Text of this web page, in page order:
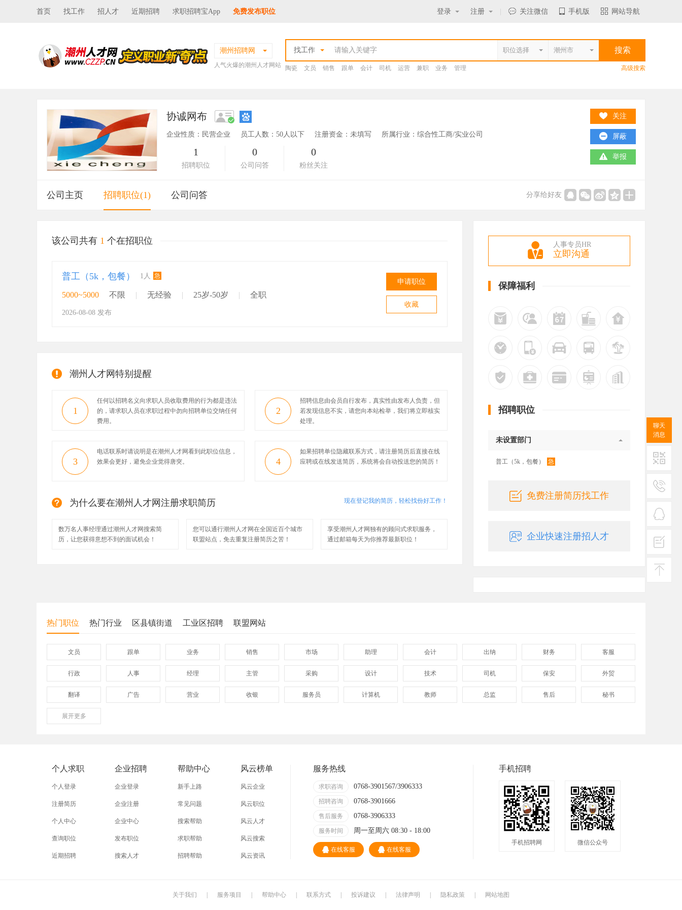
首页 找工作 招人才 近期招聘 求职招聘宝App 免费发布职位 登录 注册 关注微信 手机版 网站导航
潮州招聘网
人气火爆的潮州人才网站
找工作
陶瓷 文员 销售 跟单 会计 司机 运营 兼职 业务 管理 高级搜索
协诚网布
企业性质：民营企业 员工人数：50人以下 注册资金：未填写 所属行业：综合性工商/实业公司
1
招聘职位
0
公司问答
0
粉丝关注
关注
屏蔽
举报
公司主页 招聘职位(1) 公司问答 分享给好友
该公司共有 1 个在招职位
普工（5k，包餐） 1人 急
5000~5000 不限 | 无经验 | 25岁-50岁 | 全职
2026-08-08 发布
申请职位
收藏
潮州人才网特别提醒
1
任何以招聘名义向求职人员收取费用的行为都是违法
的，请求职人员在求职过程中勿向招聘单位交纳任何
费用。
2
招聘信息由会员自行发布，真实性由发布人负责，但
若发现信息不实，请您向本站检举，我们将立即核实
处理。
3
电话联系时请说明是在潮州人才网看到此职位信息，
效果会更好，避免企业觉得唐突。
4
如果招聘单位隐藏联系方式，请注册简历后直接在线
应聘或在线发送简历，系统将会自动投送您的简历！
为什么要在潮州人才网注册求职简历 现在登记我的简历，轻松找份好工作！
数万名人事经理通过潮州人才网搜索简
历，让您获得意想不到的面试机会！
您可以通行潮州人才网在全国近百个城市
联盟站点，免去重复注册简历之苦！
享受潮州人才网独有的顾问式求职服务，
通过邮箱每天为你推荐最新职位！
人事专员HR
立即沟通
保障福利
招聘职位
未设置部门
普工（5k，包餐） 急
免费注册简历找工作
企业快速注册招人才
热门职位 热门行业 区县镇街道 工业区招聘 联盟网站
文员 跟单 业务 销售 市场 助理 会计 出纳 财务 客服
行政 人事 经理 主管 采购 设计 技术 司机 保安 外贸
翻译 广告 营业 收银 服务员 计算机 教师 总监 售后 秘书
保险
展开更多
个人求职
个人登录
注册简历
个人中心
查询职位
近期招聘
企业招聘
企业登录
企业注册
企业中心
发布职位
搜索人才
帮助中心
新手上路
常见问题
搜索帮助
求职帮助
招聘帮助
风云榜单
风云企业
风云职位
风云人才
风云搜索
风云资讯
服务热线
求职咨询 0768-3901567/3906333
招聘咨询 0768-3901666
售后服务 0768-3906333
服务时间 周一至周六 08:30 - 18:00
在线客服 在线客服
手机招聘
手机招聘网 微信公众号
关于我们 服务项目 帮助中心 联系方式 投诉建议 法律声明 隐私政策 网站地图
聊天
消息
二维码
热线
客服
建议